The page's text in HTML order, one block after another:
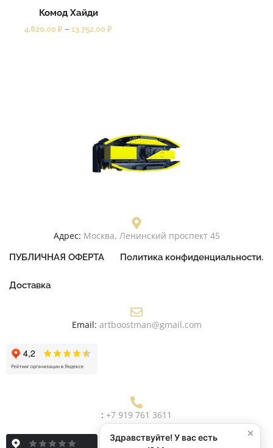
Комод Хайди
4.820,00 ₽ – 13.752,00 ₽
Адрес: Москва, Ленинский проспект 45
ПУБЛИЧНАЯ ОФЕРТА Политика конфиденциальности.
Доставка
Email: artboostman@gmail.com
: +7 919 761 3611
×
Здравствуйте! У вас есть